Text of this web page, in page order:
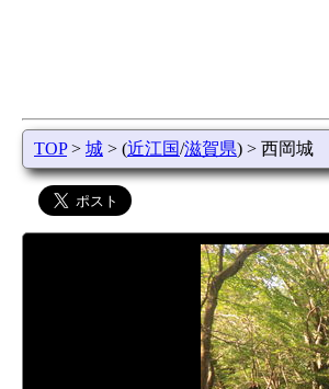
TOP> 城 > (近江国/滋賀県) > 西岡城